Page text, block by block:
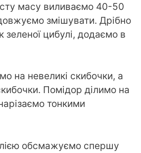
масу виливаємо 40-50
змішувати. Дрібно
зеленої цибулі, додаємо в
на невеликі скибочки, а
Помідор ділимо на
тонкими
обсмажуємо спершу